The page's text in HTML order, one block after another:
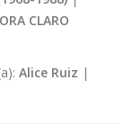
CLARO
Alice Ruiz |